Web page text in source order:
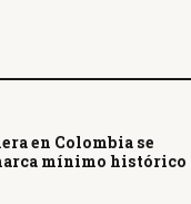
en Colombia se
mínimo histórico